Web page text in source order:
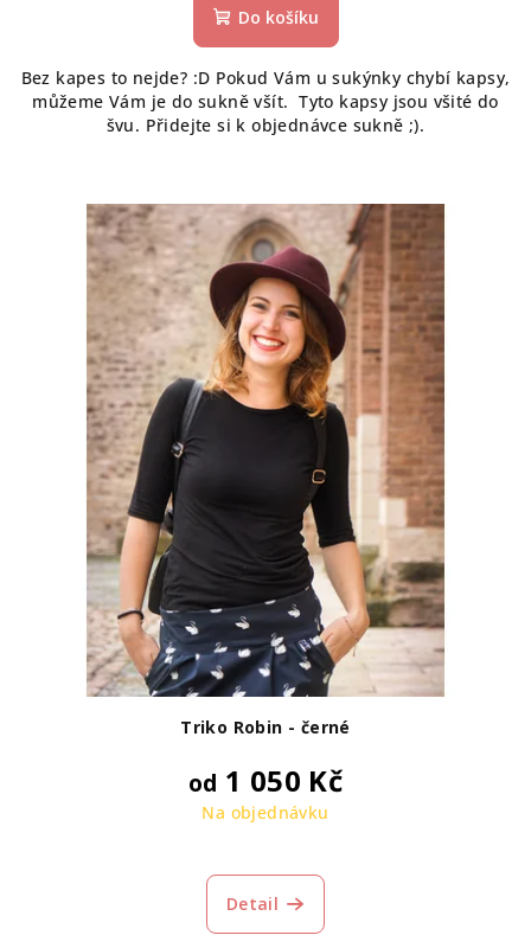
Do košíku
Bez kapes to nejde? :D Pokud Vám u sukýnky chybí kapsy,
můžeme Vám je do sukně všít. Tyto kapsy jsou všité do
švu. Přidejte si k objednávce sukně ;).
Triko Robin - černé
od 1 050 Kč
Na objednávku
Detail